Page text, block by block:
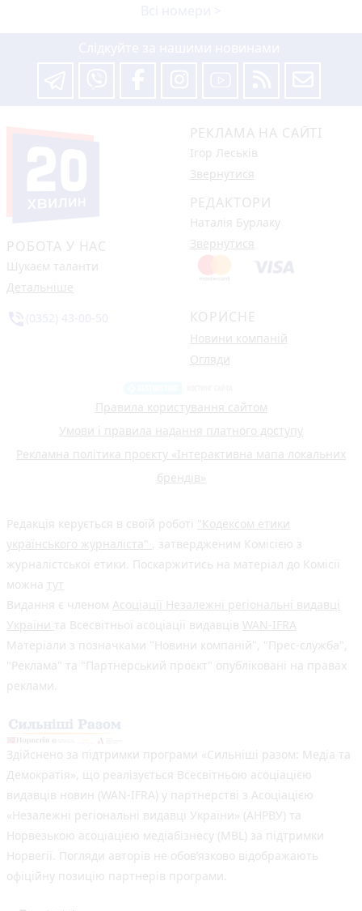
РОБОТА У НАС
Шукаєм таланти
Детальніше
РЕКЛАМА НА САЙТІ
Ігор Леськів
Звернутися
РЕДАКТОРИ
Наталія Бурлаку
Звернутися
КОРИСНЕ
Новини компаній
Огляди
Правила користування сайтом
Умови і правила надання платного доступу
Рекламна політика проєкту «Інтерактивна мапа локальних
брендів»
Редакція керується в своїй роботі "Кодексом етики
українського журналіста" , затвердженим Комісією з
журналістської етики. Поскаржитись на матеріал до Комісії
можна тут
Видання є членом Асоціації Незалежні регіональні видавці
України та Всесвітньої асоціації видавців WAN-IFRA
Матеріали з позначками "Новини компаній", "Прес-служба",
"Реклама" та "Партнерський проєкт" опубліковані на правах
реклами.
Здійснено за підтримки програми «Сильніші разом: Медіа та
Демократія», що реалізується Всесвітньою асоціацією
видавців новин (WAN-IFRA) у партнерстві з Асоціацією
«Незалежні регіональні видавці України» (АНРВУ) та
Норвезькою асоціацією медіабізнесу (MBL) за підтримки
Норвегії. Погляди авторів не обов’язково відображають
офіційну позицію партнерів програми.